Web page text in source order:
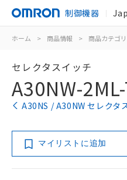
制御機器
ホーム > 商品情報 > 商品カテゴリ
セレクタスイッチ
A30NW-
A30NS / A30NW セレクタ
マイリストに追加